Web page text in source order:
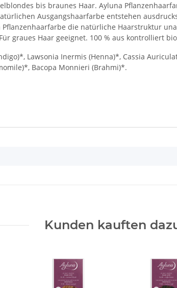
bis braunes Haar. Ayluna
Ausgangshaarfarbe entstehen
die natürliche Haarstruktur
graues Haar geeignet. 100 % aus kontrolliert
Lawsonia Inermis (Henna)*, Cassia
Bacopa Monnieri (Brahmi)*.
Kunden kauften